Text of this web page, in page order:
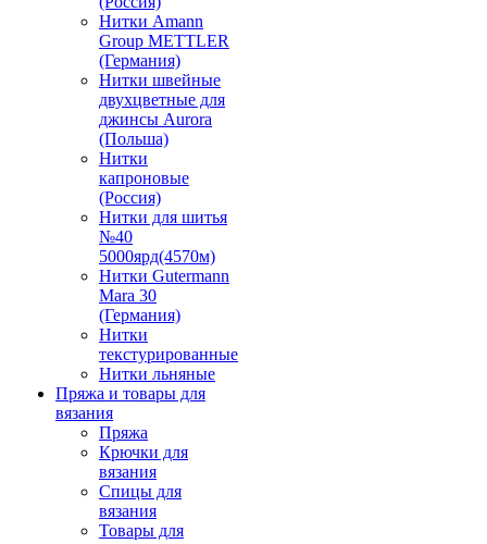
Нитки Amann
Group METTLER
(Германия)
Нитки швейные
двухцветные для
джинсы Aurora
(Польша)
Нитки
капроновые
(Россия)
Нитки для шитья
№40
5000ярд(4570м)
Нитки Gutermann
Mara 30
(Германия)
Нитки
текстурированные
Нитки льняные
Пряжа и товары для
вязания
Пряжа
Крючки для
вязания
Спицы для
вязания
Товары для